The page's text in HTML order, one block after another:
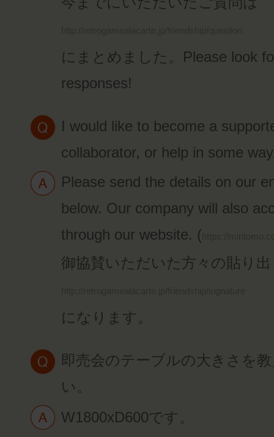
にまとめました。Please look
responses!
I would like to become a
collaborator, or help in some
Please send the details on our
below. Our company will also
through our website. (
御協賛いただいた方々の貼り
になります。
即売会のテーブルの大きさを
い。
W1800xD600です。